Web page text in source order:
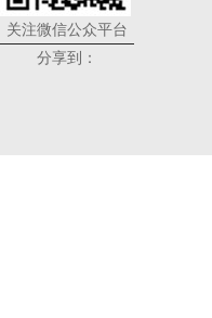
关注微信公众平台
分享到：